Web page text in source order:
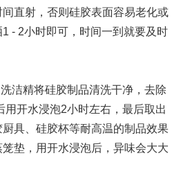
直射，否则硅胶表面容易老化或
- 2小时即可，时间一到就要及时
洁精将硅胶制品清洗干净，去除
用开水浸泡2小时左右，最后取出
具、硅胶杯等耐高温的制品效果
垫，用开水浸泡后，异味会大大